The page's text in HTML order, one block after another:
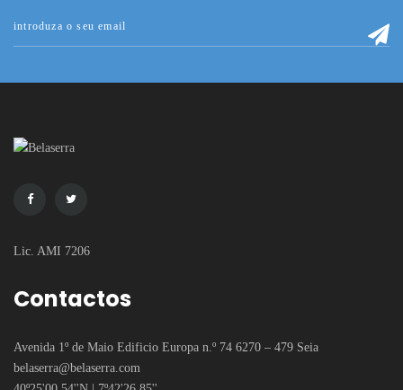
Lic. AMI 7206
Contactos
Avenida 1º de Maio Edificio Europa n.º 74 6270 – 479 Seia
belaserra@belaserra.com